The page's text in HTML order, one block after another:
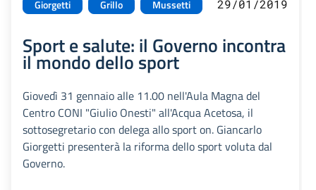
Giorgetti Grillo Mussetti 29/01/2019
Sport e salute: il Governo incontra
il mondo dello sport
Giovedì 31 gennaio alle 11.00 nell'Aula Magna del
Centro CONI "Giulio Onesti" all'Acqua Acetosa, il
sottosegretario con delega allo sport on. Giancarlo
Giorgetti presenterà la riforma dello sport voluta dal
Governo.